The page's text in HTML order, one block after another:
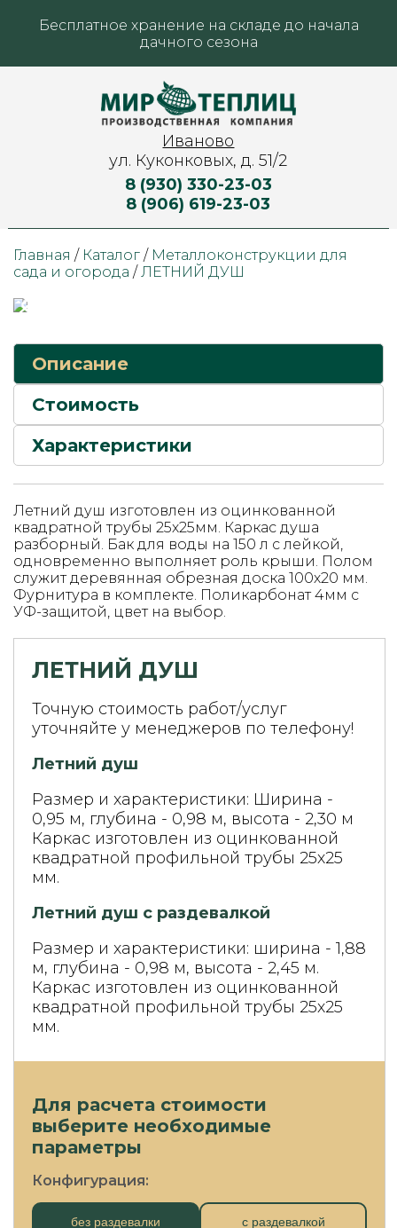
Бесплатное хранение на складе до начала
дачного сезона
Иваново
ул. Куконковых, д. 51/2
8 (930) 330-23-03
8 (906) 619-23-03
Главная / Каталог / Металлоконструкции для
сада и огорода /ЛЕТНИЙ ДУШ
Описание
Стоимость
Характеристики
Летний душ изготовлен из оцинкованной
квадратной трубы 25х25мм. Каркас душа
разборный. Бак для воды на 150 л с лейкой,
одновременно выполняет роль крыши. Полом
служит деревянная обрезная доска 100х20 мм.
Фурнитура в комплекте. Поликарбонат 4мм с
УФ-защитой, цвет на выбор.
ЛЕТНИЙ ДУШ
Точную стоимость работ/услуг
уточняйте у менеджеров по телефону!
Летний душ
Размер и характеристики: Ширина -
0,95 м, глубина - 0,98 м, высота - 2,30 м
Каркас изготовлен из оцинкованной
квадратной профильной трубы 25х25
мм.
Летний душ с раздевалкой
Размер и характеристики: ширина - 1,88
м, глубина - 0,98 м, высота - 2,45 м.
Каркас изготовлен из оцинкованной
квадратной профильной трубы 25х25
мм.
Для расчета стоимости
выберите необходимые
параметры
Конфигурация:
без раздевалки с раздевалкой